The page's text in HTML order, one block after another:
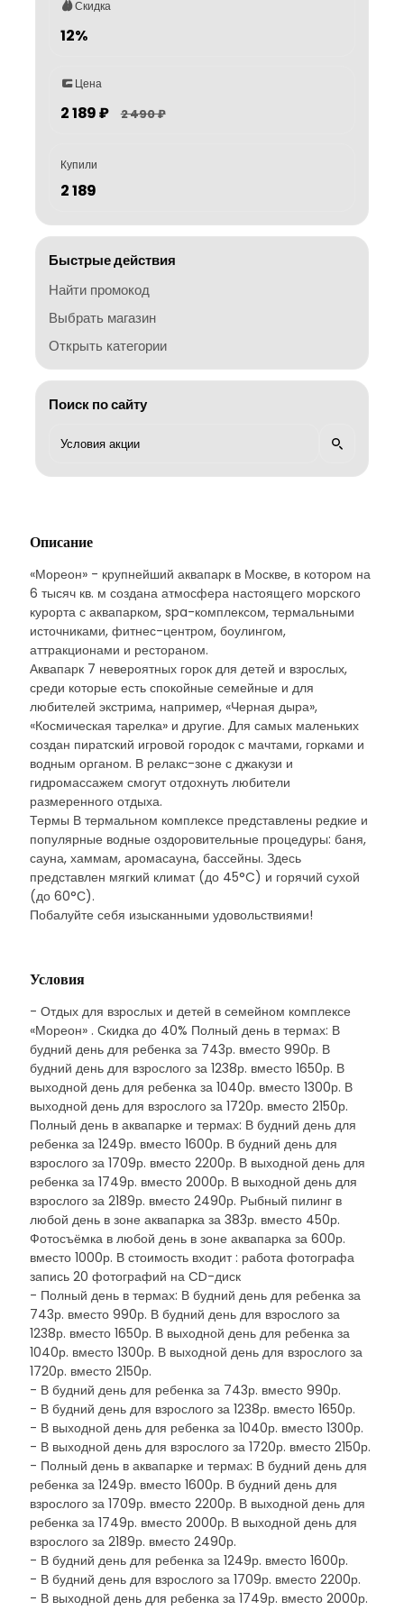
Скидка
12%
Цена
2 189 ₽ 2 490 ₽
Купили
2 189
Быстрые действия
Найти промокод
Выбрать магазин
Открыть категории
Поиск по сайту
Описание
«Мореон» - крупнейший аквапарк в Москве, в котором на
6 тысяч кв. м создана атмосфера настоящего морского
курорта с аквапарком, spa-комплексом, термальными
источниками, фитнес-центром, боулингом,
аттракционами и рестораном.
Аквапарк 7 невероятных горок для детей и взрослых,
среди которые есть спокойные семейные и для
любителей экстрима, например, «Черная дыра»,
«Космическая тарелка» и другие. Для самых маленьких
создан пиратский игровой городок с мачтами, горками и
водным органом. В релакс-зоне с джакузи и
гидромассажем смогут отдохнуть любители
размеренного отдыха.
Термы В термальном комплексе представлены редкие и
популярные водные оздоровительные процедуры: баня,
сауна, хаммам, аромасауна, бассейны. Здесь
представлен мягкий климат (до 45°C) и горячий сухой
(до 60°С).
Побалуйте себя изысканными удовольствиями!
Условия
- Отдых для взрослых и детей в семейном комплексе
«Мореон» . Скидка до 40% Полный день в термах: В
будний день для ребенка за 743р. вместо 990р. В
будний день для взрослого за 1238р. вместо 1650р. В
выходной день для ребенка за 1040р. вместо 1300р. В
выходной день для взрослого за 1720р. вместо 2150р.
Полный день в аквапарке и термах: В будний день для
ребенка за 1249р. вместо 1600р. В будний день для
взрослого за 1709р. вместо 2200р. В выходной день для
ребенка за 1749р. вместо 2000р. В выходной день для
взрослого за 2189р. вместо 2490р. Рыбный пилинг в
любой день в зоне аквапарка за 383р. вместо 450р.
Фотосъёмка в любой день в зоне аквапарка за 600р.
вместо 1000р. В стоимость входит : работа фотографа
запись 20 фотографий на CD-диск
- Полный день в термах: В будний день для ребенка за
743р. вместо 990р. В будний день для взрослого за
1238р. вместо 1650р. В выходной день для ребенка за
1040р. вместо 1300р. В выходной день для взрослого за
1720р. вместо 2150р.
- В будний день для ребенка за 743р. вместо 990р.
- В будний день для взрослого за 1238р. вместо 1650р.
- В выходной день для ребенка за 1040р. вместо 1300р.
- В выходной день для взрослого за 1720р. вместо 2150р.
- Полный день в аквапарке и термах: В будний день для
ребенка за 1249р. вместо 1600р. В будний день для
взрослого за 1709р. вместо 2200р. В выходной день для
ребенка за 1749р. вместо 2000р. В выходной день для
взрослого за 2189р. вместо 2490р.
- В будний день для ребенка за 1249р. вместо 1600р.
- В будний день для взрослого за 1709р. вместо 2200р.
- В выходной день для ребенка за 1749р. вместо 2000р.